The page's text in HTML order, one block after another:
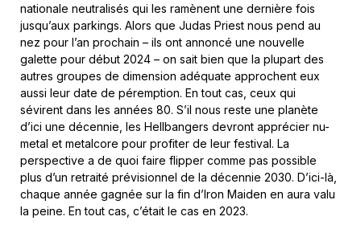
nationale neutralisés qui les ramènent une dernière fois
jusqu’aux parkings. Alors que Judas Priest nous pend au
nez pour l’an prochain – ils ont annoncé une nouvelle
galette pour début 2024 – on sait bien que la plupart des
autres groupes de dimension adéquate approchent eux
aussi leur date de péremption. En tout cas, ceux qui
sévirent dans les années 80. S’il nous reste une planète
d’ici une décennie, les Hellbangers devront apprécier nu-
metal et metalcore pour profiter de leur festival. La
perspective a de quoi faire flipper comme pas possible
plus d’un retraité prévisionnel de la décennie 2030. D’ici-là,
chaque année gagnée sur la fin d’Iron Maiden en aura valu
la peine. En tout cas, c’était le cas en 2023.